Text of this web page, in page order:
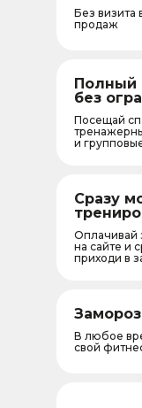
Без визита
продаж
Посещай
и
Полный
без
Оплачивай
на сайте и
приходи в
Сразу
В любое
свой